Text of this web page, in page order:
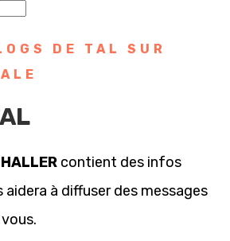
DE TAL SUR
contient des infos
à diffuser des messages